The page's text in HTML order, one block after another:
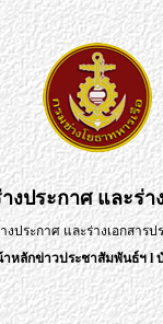
งประกาศ และร่า
งประกาศ และร่างเอกสารป
หลักข่าวประชาสัมพันธ์ฯl